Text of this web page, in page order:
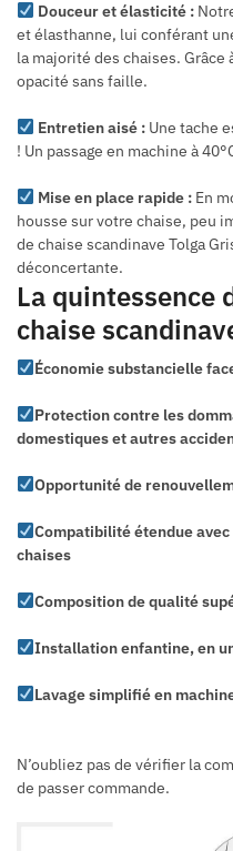
Douceur et élasticité :
et élasthanne, lui conférant
la majorité des chaises.
opacité sans faille.
Entretien aisé :Une tache
! Un passage en machine à
Mise en place rapide :En
housse sur votre chaise, peu
de chaise scandinave Tolga
déconcertante.
La quintessence
chaise
Économie substancielle
Protection contre les
domestiques et autres
Opportunité de
Compatibilité étendue
chaises
Composition de qualité
Installation enfantine, en
Lavage simplifié en
N’oubliez pas de vérifier la
de passer commande.